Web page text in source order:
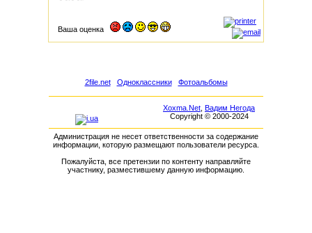
Ваша оценка
2file.net Одноклассники Фотоальбомы
Xoxma.Net Вадим Негода
Copyright © 2000-2024
Администрация не несет ответственности за содержание
информации, которую размещают пользователи ресурса.
Пожалуйста, все претензии по контенту направляйте
участнику, разместившему данную информацию.